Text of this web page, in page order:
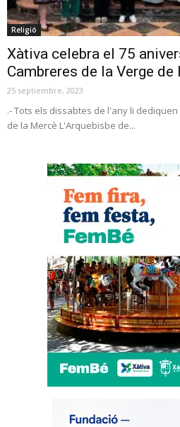
Religió
Xàtiva celebra el 75
Cambreres de la Verge de
25 septiembre, 2023
.- Tots els dissabtes de l'any li
de la Mercè L'Arquebisbe de...